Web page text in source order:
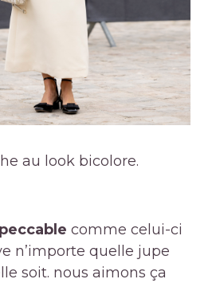
au look bicolore.
comme celui-ci
n’importe quelle jupe
soit. nous aimons ça